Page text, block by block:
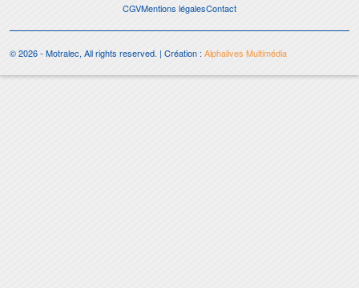
CGVMentions légalesContact
© 2026 - Motralec, All rights reserved. | Création : Alphalives Multimédia